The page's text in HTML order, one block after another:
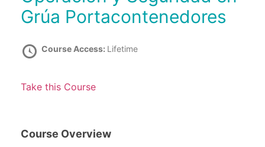
Grúa Portacontenedores
Course Access: Lifetime
Take this Course
Course Overview